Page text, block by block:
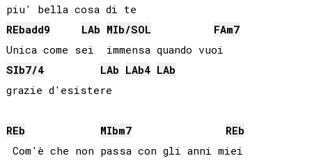
REbadd9 LAb MIb/SOL FAm7
SIb7/4 LAb LAb4 LAb
REb MIbm7
REb
Com'è che non passa con gli anni miei